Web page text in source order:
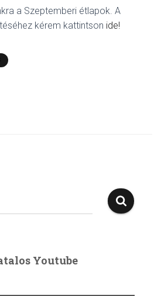
a Szeptemberi étlapok. A
kérem kattintson ide!
Youtube